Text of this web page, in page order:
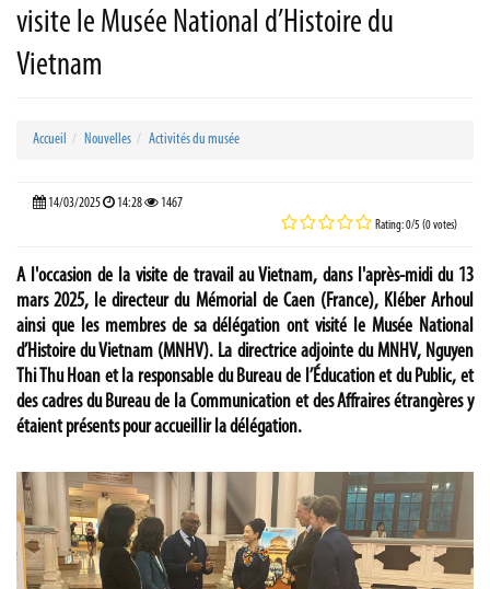
visite le Musée National d’Histoire du
Vietnam
Accueil Nouvelles Activités du musée
14/03/2025 14:28 1467
Rating: 0/5 (0 votes)
A l'occasion de la visite de travail au Vietnam, dans l'après-midi du 13
mars 2025, le directeur du Mémorial de Caen (France), Kléber Arhoul
ainsi que les membres de sa délégation ont visité le Musée National
d’Histoire du Vietnam (MNHV). La directrice adjointe du MNHV, Nguyen
Thi Thu Hoan et la responsable du Bureau de l’Éducation et du Public, et
des cadres du Bureau de la Communication et des Affraires étrangères y
étaient présents pour accueillir la délégation.